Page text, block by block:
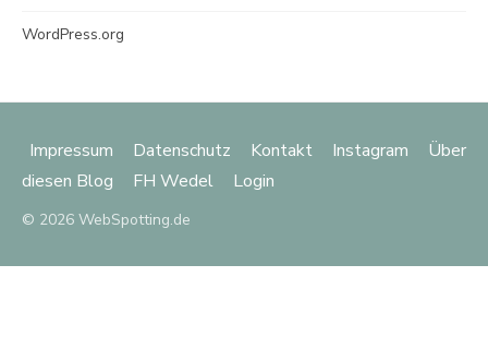
WordPress.org
Impressum Datenschutz Kontakt Instagram
Über
diesen Blog
FH Wedel Login
© 2026 WebSpotting.de